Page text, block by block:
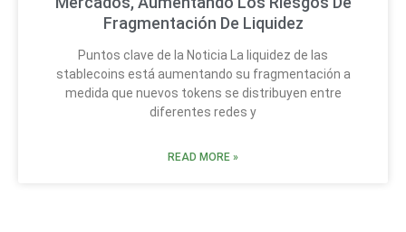
Fragmentación De Liquidez
Puntos clave de la Noticia La liquidez de las
stablecoins está aumentando su fragmentación a
medida que nuevos tokens se distribuyen entre
diferentes redes y
READ MORE »